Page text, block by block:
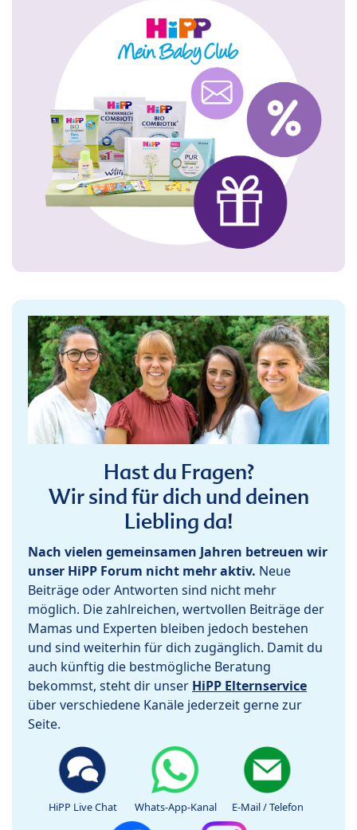
Hast du Fragen?
Wir sind für dich und deinen
Liebling da!
Nach vielen gemeinsamen Jahren betreuen wir
unser HiPP Forum nicht mehr aktiv. Neue
Beiträge oder Antworten sind nicht mehr
möglich. Die zahlreichen, wertvollen Beiträge der
Mamas und Experten bleiben jedoch bestehen
und sind weiterhin für dich zugänglich. Damit du
auch künftig die bestmögliche Beratung
bekommst, steht dir unser HiPP Elternservice
über verschiedene Kanäle jederzeit gerne zur
Seite.
HiPP Live Chat Whats-App-Kanal E-Mail / Telefon